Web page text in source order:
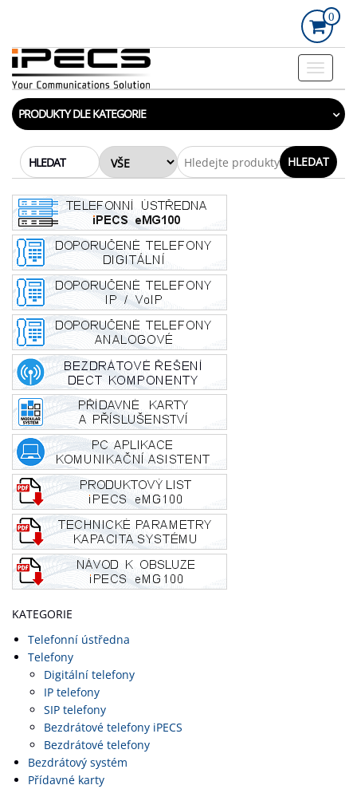
content
0
PRODUKTY DLE KATEGORIE
HLEDAT HLEDAT
KATEGORIE
Telefonní ústředna
Telefony
Digitální telefony
IP telefony
SIP telefony
Bezdrátové telefony iPECS
Bezdrátové telefony
Bezdrátový systém
Přídavné karty